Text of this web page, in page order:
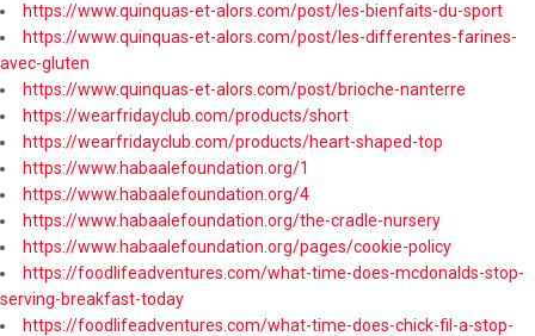
https://www.quinquas-et-alors.com/post/les-bienfaits-du-sport
https://www.quinquas-et-alors.com/post/les-differentes-farines-
avec-gluten
https://www.quinquas-et-alors.com/post/brioche-nanterre
https://wearfridayclub.com/products/short
https://wearfridayclub.com/products/heart-shaped-top
https://www.habaalefoundation.org/1
https://www.habaalefoundation.org/4
https://www.habaalefoundation.org/the-cradle-nursery
https://www.habaalefoundation.org/pages/cookie-policy
https://foodlifeadventures.com/what-time-does-mcdonalds-stop-
serving-breakfast-today
https://foodlifeadventures.com/what-time-does-chick-fil-a-stop-